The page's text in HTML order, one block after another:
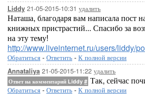
Liddy 21-05-2015-10:31 удалить
Наташа, благодаря вам написала пост
книжных пристрастий... Спасибо за
на эту тему!
http://www.liveinternet.ru/users/liddy/
Обратиться - Ответить - К полной версии
Annataliya 21-05-2015-11:22 удалить
Ответ на комментарий Liddy # Так, сейчас
Обратиться - Ответить - К полной версии